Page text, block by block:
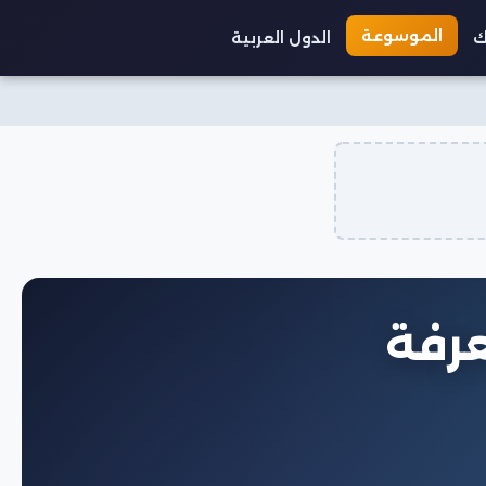
الموسوعة الدول العربية